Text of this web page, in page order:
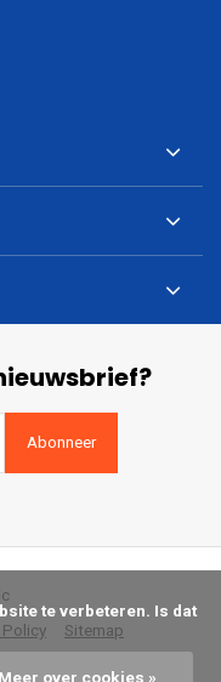
Abonneer
Sitemap
Meer over cookies »